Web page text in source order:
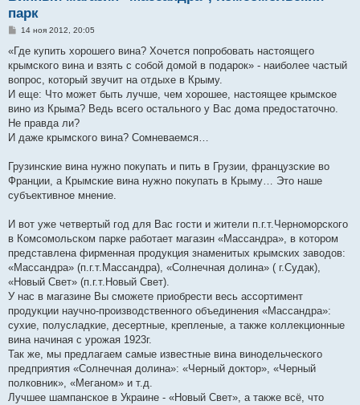
парк
С
о
б
щ
е
и
е
14 ноя 2012, 20:05
«Где купить хорошего вина? Хочется попробовать настоящего
крымского вина и взять с собой домой в подарок» - наиболее частый
вопрос, который звучит на отдыхе в Крыму.
И еще: Что может быть лучше, чем хорошее, настоящее крымское
вино из Крыма? Ведь всего остального у Вас дома предостаточно.
Не правда ли?
И даже крымского вина? Сомневаемся…
Грузинские вина нужно покупать и пить в Грузии, французские во
Франции, а Крымские вина нужно покупать в Крыму… Это наше
субъективное мнение.
И вот уже четвертый год для Вас гости и жители п.г.т.Черноморского
в Комсомольском парке работает магазин «Массандра», в котором
представлена фирменная продукция знаменитых крымских заводов:
«Массандра» (п.г.т.Массандра), «Солнечная долина» ( г.Судак),
«Новый Свет» (п.г.т.Новый Свет).
У нас в магазине Вы сможете приобрести весь ассортимент
продукции научно-производственного объединения «Массандра»:
сухие, полусладкие, десертные, крепленые, а также коллекционные
вина начиная с урожая 1923г.
Так же, мы предлагаем самые известные вина винодельческого
предприятия «Солнечная долина»: «Черный доктор», «Черный
полковник», «Меганом» и т.д.
Лучшее шампанское в Украине - «Новый Свет», а также всё, что